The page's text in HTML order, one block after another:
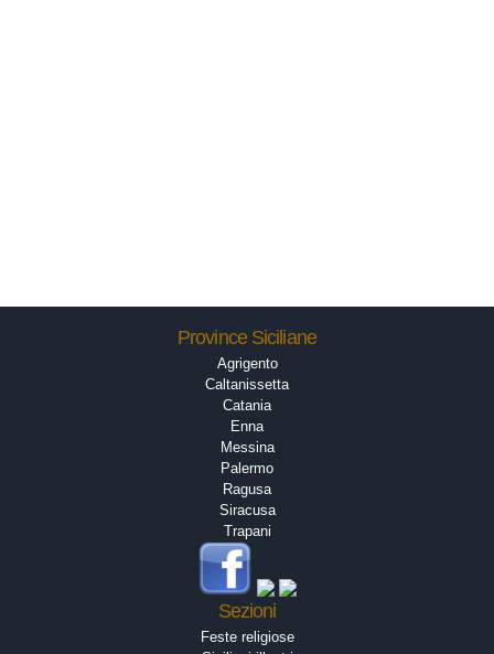
Province Siciliane
Agrigento
Caltanissetta
Catania
Enna
Messina
Palermo
Ragusa
Siracusa
Trapani
Sezioni
Feste religiose